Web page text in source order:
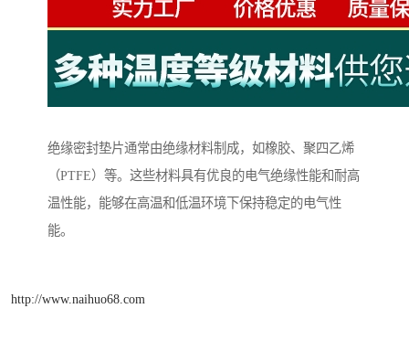
绝缘密封垫片通常由绝缘材料制成，如橡胶、聚四乙烯
（PTFE）等。这些材料具有优良的电气绝缘性能和耐高
温性能，能够在高温和低温环境下保持稳定的电气性
能。
http://www.naihuo68.com